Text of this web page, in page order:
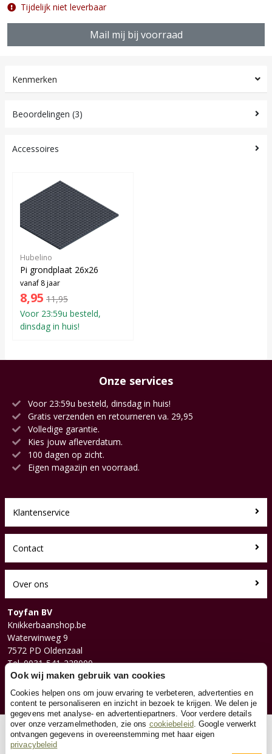
Tijdelijk niet leverbaar
Mail mij bij voorraad
Kenmerken
Beoordelingen (3)
Accessoires
Hubelino
Pi grondplaat 26x26
vanaf 8 jaar
8,95 11,95
Voor 23:59u besteld,
dinsdag in huis!
Onze services
Voor 23:59u besteld, dinsdag in huis!
Gratis verzenden en retourneren va. 29,95
Volledige garantie.
Kies jouw afleverdatum.
100 dagen op zicht.
Eigen magazijn en voorraad.
Klantenservice
Contact
Over ons
Toyfan BV
Knikkerbaanshop.be
Waterwinweg 9
7572 PD Oldenzaal
Tel. 0031-541-228000
Facebook
Instagram
© 2026 Toyfan BV
Ook wij maken gebruik van cookies
Cookies helpen ons om jouw ervaring te verbeteren, advertenties en
content te personaliseren en inzicht in bezoek te krijgen. We delen je
gegevens met analyse- en advertentiepartners. Voor verdere details
over onze verzamelmethoden, zie ons cookiebeleid. Google verwerkt
ontvangen gegevens in overeenstemming met haar eigen
privacybeleid